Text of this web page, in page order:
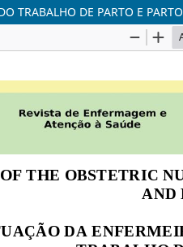
TRABALHO DE PARTO E PARTO